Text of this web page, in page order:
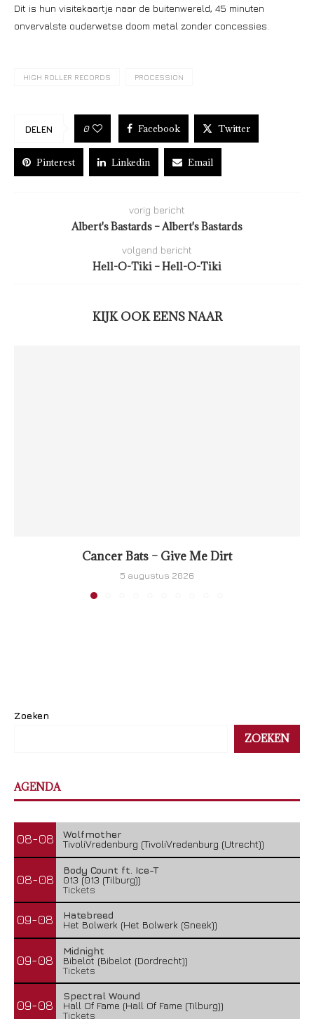
Dit is hun visitekaartje naar de buitenwereld, 45 minuten
onvervalste ouderwetse doom metal zonder concessies.
HIGH ROLLER RECORDS PROCESSION
DELEN 0 Facebook Twitter
Pinterest Linkedin Email
vorig bericht
Albert's Bastards – Albert's Bastards
volgend bericht
Hell-O-Tiki – Hell-O-Tiki
KIJK OOK EENS NAAR
Cancer Bats – Give Me Dirt
5 augustus 2026
Zoeken
ZOEKEN
AGENDA
08-08
Wolfmother
TivoliVredenburg (TivoliVredenburg (Utrecht))
08-08
Body Count ft. Ice-T
013 (013 (Tilburg))
Tickets
09-08
Hatebreed
Het Bolwerk (Het Bolwerk (Sneek))
09-08
Midnight
Bibelot (Bibelot (Dordrecht))
Tickets
09-08
Spectral Wound
Hall Of Fame (Hall Of Fame (Tilburg))
Tickets